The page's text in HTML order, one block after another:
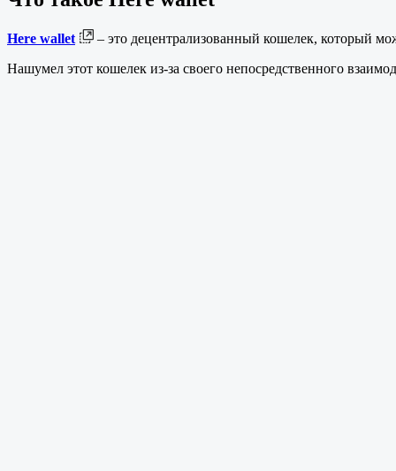
Here wallet
– это децентрализованный кошелек, который
Нашумел этот кошелек из-за своего непосредственного